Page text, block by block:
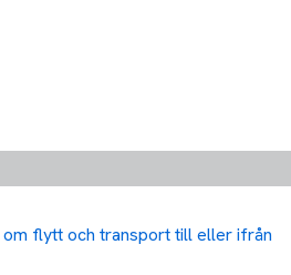
flytt och transport till eller ifrån